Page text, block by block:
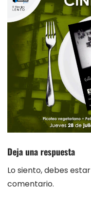
Deja una respuesta
Lo siento, debes estar
comentario.